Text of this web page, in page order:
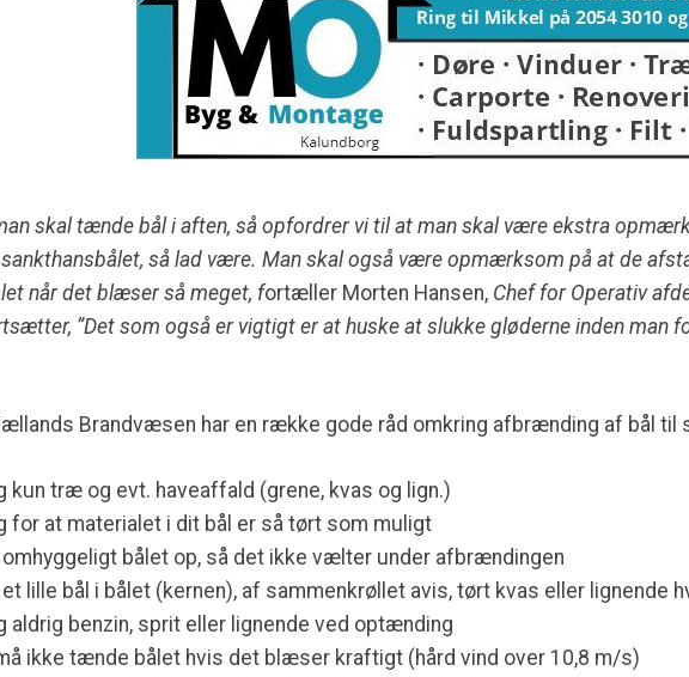
skal tænde bål i aften, så opfordrer vi til at man skal være ekstra
så lad være. Man skal også være opmærksom på at de
når det blæser så meget, fortæller Morten Hansen, Chef for Operativ
”Det som også er vigtigt er at huske at slukke gløderne inden man
Brandvæsen har en række gode råd omkring afbrænding af bål til
kun træ og evt. haveaffald (grene, kvas og lign.)
for at materialet i dit bål er så tørt som muligt
omhyggeligt bålet op, så det ikke vælter under afbrændingen
et lille bål i bålet (kernen), af sammenkrøllet avis, tørt kvas eller lignende
aldrig benzin, sprit eller lignende ved optænding
ikke tænde bålet hvis det blæser kraftigt (hård vind over 10,8 m/s)